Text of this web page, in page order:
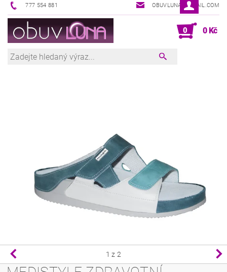
777 554 881 OBUVLUNA@GMAIL.COM
0 0 Kč
1 z 2